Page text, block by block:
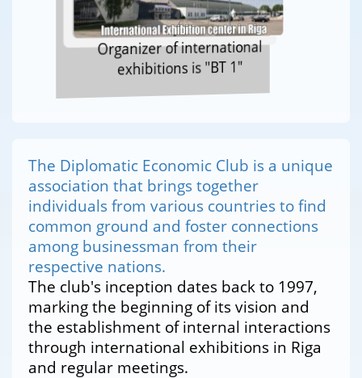
Organizer of international
exhibitions is "BT 1"
The Diplomatic Economic Club is a unique
association that brings together
individuals from various countries to find
common ground and foster connections
among businessman from their
respective nations.
The club's inception dates back to 1997,
marking the beginning of its vision and
the establishment of internal interactions
through international exhibitions in Riga
and regular meetings.